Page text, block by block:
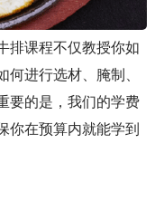
课程不仅教授你如
进行选材、腌制、
要的是，我们的学费
你在预算内就能学到